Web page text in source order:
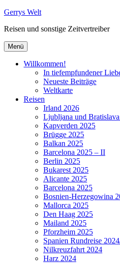
Zum
springen
Gerrys Welt
Reisen und sonstige Zeitvertreiber
Menü
Willkommen!
In tiefempfundener
Neueste Beiträge
Weltkarte
Reisen
Irland 2026
Ljubljana und
Kapverden 2025
Brügge 2025
Balkan 2025
Barcelona 2025 – II
Berlin 2025
Bukarest 2025
Alicante 2025
Barcelona 2025
Bosnien-Herzegowina
Mallorca 2025
Den Haag 2025
Mailand 2025
Pforzheim 2025
Spanien Rundreise
Nilkreuzfahrt 2024
Harz 2024